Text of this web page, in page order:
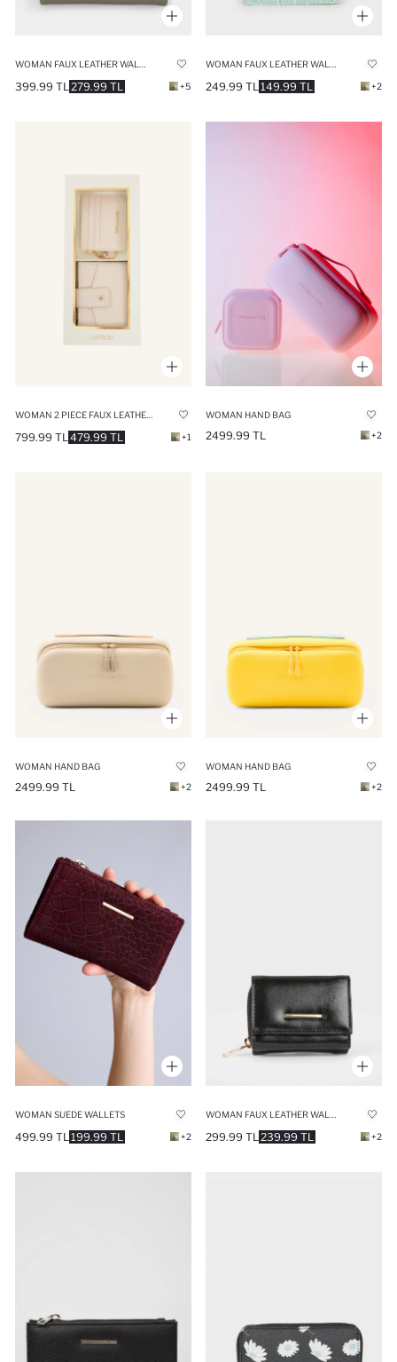
279.99 TL
399.99 TL +5 149.99 TL
249.99 TL +2
WOMAN 2 PIECE FAUX LEATHER WALLETS
479.99 TL
799.99 TL +1
WOMAN HAND BAG
2499.99 TL +2
WOMAN HAND BAG
2499.99 TL +2
WOMAN HAND BAG
2499.99 TL +2
WOMAN SUEDE WALLETS
199.99 TL
499.99 TL +2 239.99 TL
299.99 TL +2